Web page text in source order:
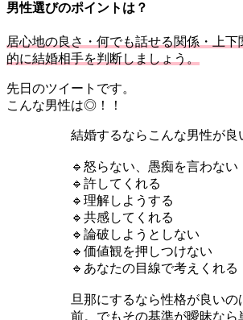
男性選びのポイントは？
居心地の良さ・何でも話せる関係・上下
的に結婚相手を判断しましょう。
先日のツイートです。
こんな男性は◎！！
結婚するならこんな男性が良
🔹怒らない、愚痴を言わない
🔹許してくれる
🔹理解しようする
🔹共感してくれる
🔹論破しようとしない
🔹価値観を押しつけない
🔹あなたの目線で考えくれる
旦那にするなら性格が良いの
前。でもその基準が曖昧なら